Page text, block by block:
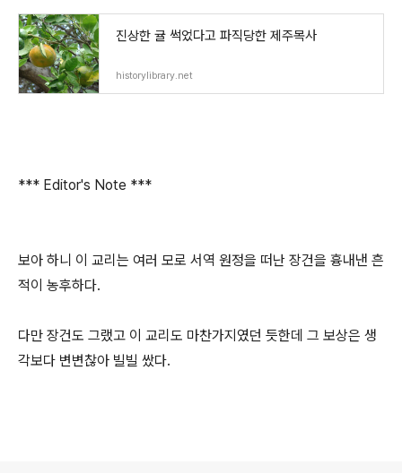
진상한 귤 썩었다고 파직당한 제주목사
historylibrary.net
*** Editor's Note ***
보아 하니 이 교리는 여러 모로 서역 원정을 떠난 장건을 흉내낸 흔
적이 농후하다.
다만 장건도 그랬고 이 교리도 마찬가지였던 듯한데 그 보상은 생
각보다 변변찮아 빌빌 쌌다.